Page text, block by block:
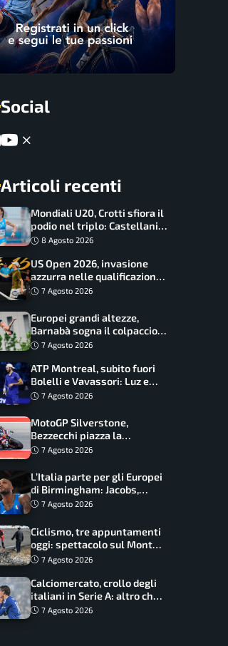
Social
Articoli recenti
Mondiali U20, Crotti sfiora il
podio nel triplo: Castellani
da record, Succo in finale
8 Agosto 2026
US Open 2026, invasione
azzurra nelle qualificazioni:
17 italiani a caccia del main
7 Agosto 2026
Europei grandi altezze,
Barnabà sogna il colpaccio:
è leader a metà gara, Baraldi
7 Agosto 2026
ATP Montreal, subito fuori
Bolelli e Vavassori: Luz e
Matos fermano gli azzurri
7 Agosto 2026
MotoGP Silverstone,
Bezzecchi piazza la
zampata: Aprilia domina,
7 Agosto 2026
L’Italia parte per gli Europei
di Birmingham: Jacobs,
Tamberi e Battocletti
record
7 Agosto 2026
Ciclismo, tre appuntamenti
oggi: spettacolo sul Mont
Ventoux, orari e come
7 Agosto 2026
Calciomercato, crollo degli
italiani in Serie A: altro che
svolta dopo il Mondiale
7 Agosto 2026